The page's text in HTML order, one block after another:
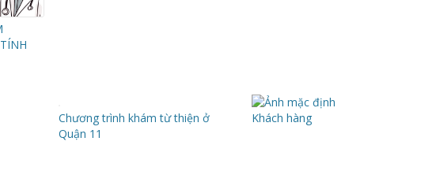
Chương trình khám từ thiện ở
Quận 11
Khách hàng